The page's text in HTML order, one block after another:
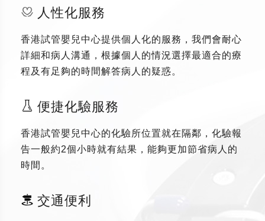
人性化服務
香港試管嬰兒中心提供個人化的服務，我們會耐心
詳細和病人溝通，根據個人的情況選擇最適合的療
程及有足夠的時間解答病人的疑惑。
便捷化驗服務
香港試管嬰兒中心的化驗所位置就在隔鄰，化驗報
告一般約2個小時就有結果，能夠更加節省病人的
時間。
交通便利